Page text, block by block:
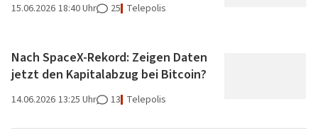
15.06.2026 18:40 Uhr 25 Telepolis
Nach SpaceX-Rekord: Zeigen Daten
jetzt den Kapitalabzug bei Bitcoin?
14.06.2026 13:25 Uhr 13 Telepolis